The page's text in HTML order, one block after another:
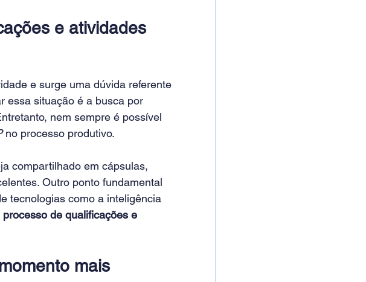
e atividades
e surge uma dúvida referente
essa situação é a busca por
nem sempre é possível
no processo produtivo.
compartilhado em cápsulas,
Outro ponto fundamental
tecnologias como a inteligência
processo de qualificações e
mais